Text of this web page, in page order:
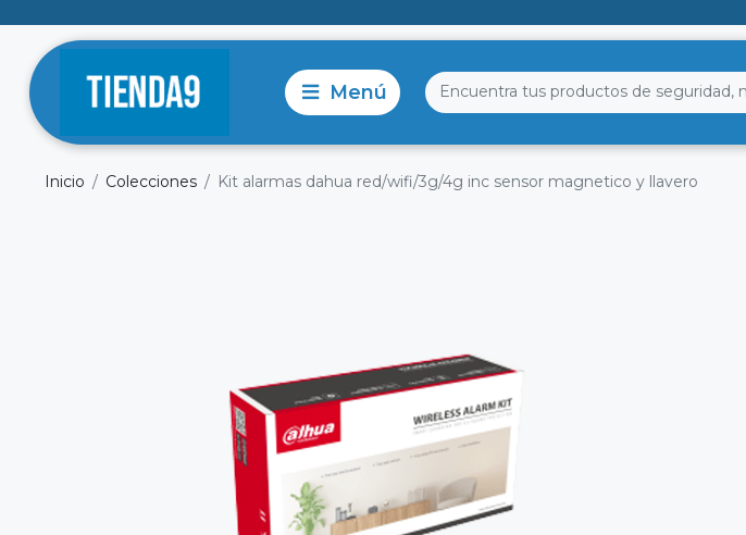
Inicio Colecciones Kit alarmas dahua red/wifi/3g/4g inc sensor magnetico y llavero